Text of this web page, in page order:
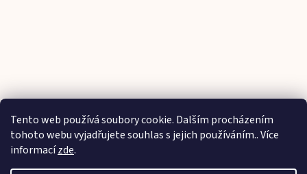
Tento web používá soubory cookie. Dalším procházením
tohoto webu vyjadřujete souhlas s jejich používáním.. Více
informacízde.
Sledovat na Instagramu